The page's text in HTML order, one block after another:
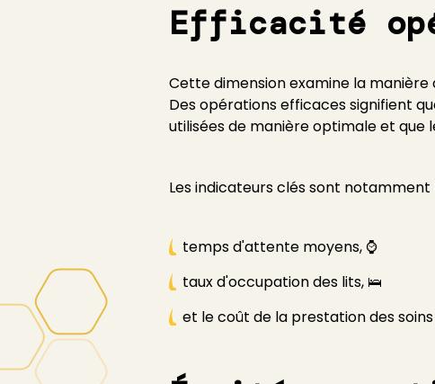
Efficacité
Cette dimension examine la manière
Des opérations efficaces signifient
utilisées de manière optimale et que
Les indicateurs clés sont notamment
temps d'attente moyens, ⌚
taux d'occupation des lits, 🛌
et le coût de la prestation des